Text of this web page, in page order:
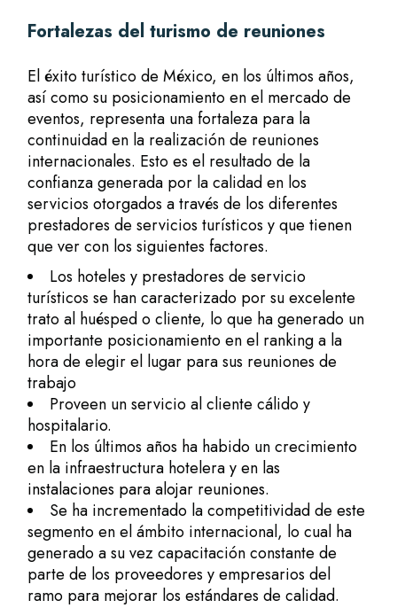
Fortalezas delturismo de reuniones
El éxito turístico de México, en los últimos años,
así como su posicionamiento en el mercado de
eventos, representa una fortaleza para la
continuidad en la realización de reuniones
internacionales. Esto es el resultado de la
confianza generada por la calidad en los
servicios otorgados a través de los diferentes
prestadores de servicios turísticos y que tienen
que ver con los siguientes factores.
Los hoteles y prestadores de servicio
turísticos se han caracterizado por su excelente
trato al huésped o cliente, lo que ha generado un
importante posicionamiento en el ranking a la
hora de elegir el lugar para sus reuniones de
trabajo
Proveen un servicio al cliente cálido y
hospitalario.
En los últimos años ha habido un crecimiento
en la infraestructura hotelera y en las
instalaciones para alojar reuniones.
Se ha incrementado la competitividad de este
segmento en el ámbito internacional, lo cual ha
generado a su vez capacitación constante de
parte de los proveedores y empresarios del
ramo para mejorar los estándares de calidad.